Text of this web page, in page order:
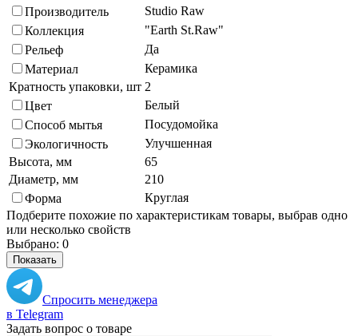
Производитель
Studio Raw
Коллекция
"Earth St.Raw"
Рельеф
Да
Материал
Керамика
Кратность упаковки, шт 2
Цвет
Белый
Способ мытья
Посудомойка
Экологичность
Улучшенная
Высота, мм
65
Диаметр, мм
210
Форма
Круглая
Подберите похожие по характеристикам товары, выбрав одно
или несколько свойств
Выбрано: 0
Показать
Спросить менеджера
в Telegram
Задать вопрос о товаре